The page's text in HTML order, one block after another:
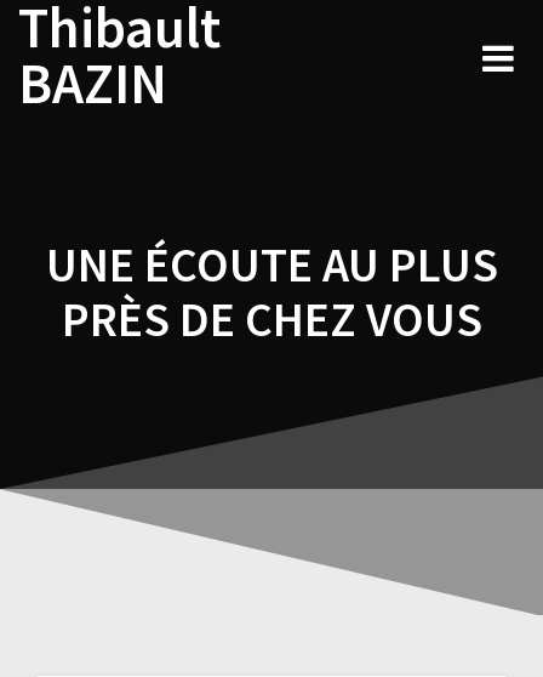
Skip
content
Thibault
BAZIN
UNE ÉCOUTE AU PLUS
PRÈS DE CHEZ VOUS
Navigation
de